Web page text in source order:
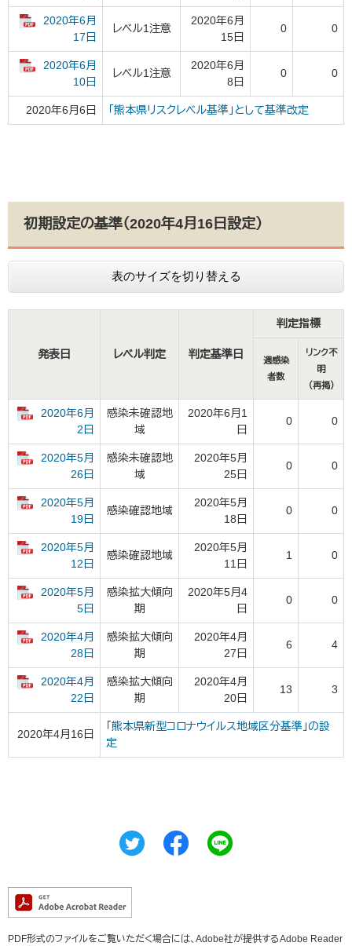
2020年6月
17日
レベル1注意
2020年6月
15日
0 0
2020年6月
10日
レベル1注意
2020年6月
8日
0 0
2020年6月6日 「熊本県リスクレベル基準」として基準改定
初期設定の基準（2020年4月16日設定）
表のサイズを切り替える
発表日 レベル判定 判定基準日
判定指標
週感染
者数
リンク不
明
（再掲）
2020年6月
2日
感染未確認地
域
2020年6月1
日
0 0
2020年5月
26日
感染未確認地
域
2020年5月
25日
0 0
2020年5月
19日
感染確認地域
2020年5月
18日
0 0
2020年5月
12日
感染確認地域
2020年5月
11日
1 0
2020年5月
5日
感染拡大傾向
期
2020年5月4
日
0 0
2020年4月
28日
感染拡大傾向
期
2020年4月
27日
6 4
2020年4月
22日
感染拡大傾向
期
2020年4月
20日
13 3
2020年4月16日
「熊本県新型コロナウイルス地域区分基準」の設
定
PDF形式のファイルをご覧いただく場合には、Adobe社が提供するAdobe Reader